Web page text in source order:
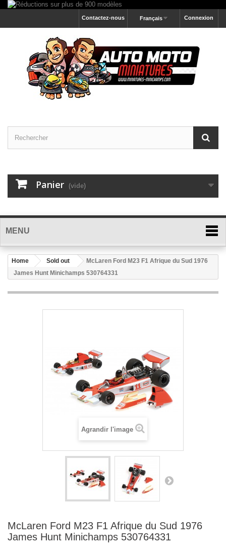
Connexion
Français
Contactez-nous
Panier (vide)
MENU
Home Sold out
McLaren Ford M23 F1 Afrique du Sud 1976
James Hunt Minichamps 530764331
Agrandir l'image
McLaren Ford M23 F1 Afrique du Sud 1976
James Hunt Minichamps 530764331